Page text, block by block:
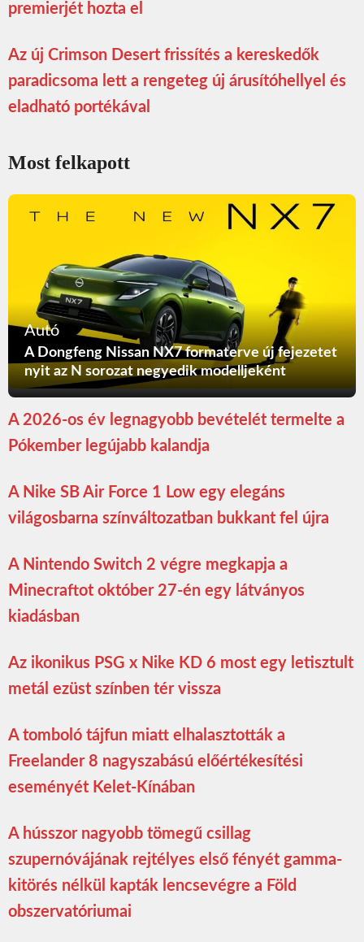
premierjét hozta el
Az új Crimson Desert frissítés a kereskedők
paradicsoma lett a rengeteg új árusítóhellyel és
eladható portékával
Most felkapott
Autó
A Dongfeng Nissan NX7 formaterve új fejezetet
nyit az N sorozat negyedik modelljeként
A 2026-os év legnagyobb bevételét termelte a
Pókember legújabb kalandja
A Nike SB Air Force 1 Low egy elegáns
világosbarna színváltozatban bukkant fel újra
A Nintendo Switch 2 végre megkapja a
Minecraftot október 27-én egy látványos
kiadásban
Az ikonikus PSG x Nike KD 6 most egy letisztult
metál ezüst színben tér vissza
A tomboló tájfun miatt elhalasztották a
Freelander 8 nagyszabású előértékesítési
eseményét Kelet-Kínában
A hússzor nagyobb tömegű csillag
szupernóvájának rejtélyes első fényét gamma-
kitörés nélkül kapták lencsevégre a Föld
obszervatóriumai